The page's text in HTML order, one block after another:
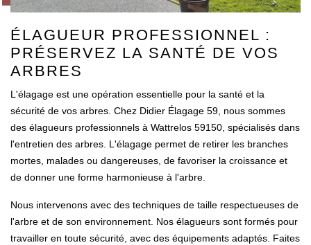
ÉLAGUEUR PROFESSIONNEL :
PRÉSERVEZ LA SANTÉ DE VOS
ARBRES
L'élagage est une opération essentielle pour la santé et la
sécurité de vos arbres. Chez Didier Élagage 59, nous sommes
des élagueurs professionnels à Wattrelos 59150, spécialisés dans
l'entretien des arbres. L'élagage permet de retirer les branches
mortes, malades ou dangereuses, de favoriser la croissance et
de donner une forme harmonieuse à l'arbre.
Nous intervenons avec des techniques de taille respectueuses de
l'arbre et de son environnement. Nos élagueurs sont formés pour
travailler en toute sécurité, avec des équipements adaptés. Faites